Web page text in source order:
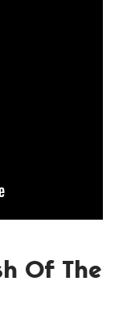
Of The